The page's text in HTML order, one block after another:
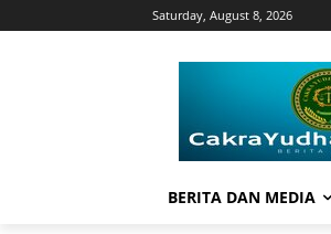
Saturday, August 8, 2026
BERITA DAN MEDIA